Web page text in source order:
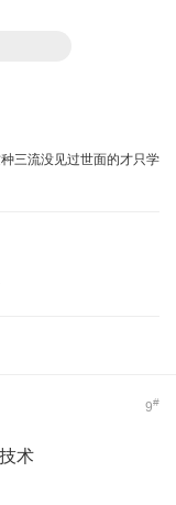
三流没见过世面的才只学
9#
术